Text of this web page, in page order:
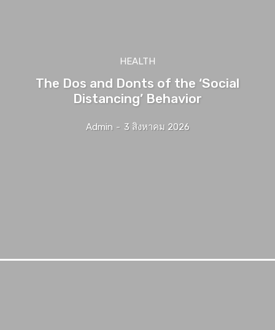
HEALTH
The Dos and Donts of the ‘Social
Distancing’ Behavior
Admin - 3 สิงหาคม 2026